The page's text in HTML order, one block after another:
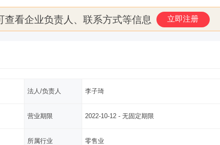
查看企业负责人、联系方式等信息 立即注册
法人/负责人 李子琦
营业期限 2022-10-12 - 无固定期限
所属行业 零售业